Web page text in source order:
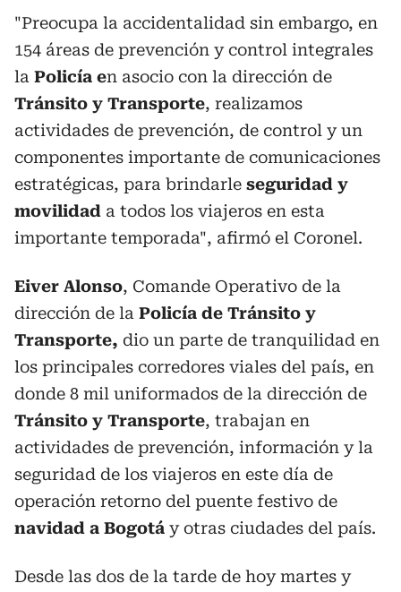
"Preocupa la accidentalidad sin embargo, en
154 áreas de prevención y control integrales
la Policía en asocio con la dirección de
Tránsito y Transporte, realizamos
actividades de prevención, de control y un
componentes importante de comunicaciones
estratégicas, para brindarle seguridad y
movilidad a todos los viajeros en esta
importante temporada", afirmó el Coronel.
Eiver Alonso, Comande Operativo de la
dirección de la Policía de Tránsito y
Transporte, dio un parte de tranquilidad en
los principales corredores viales del país, en
donde 8 mil uniformados de la dirección de
Tránsito y Transporte, trabajan en
actividades de prevención, información y la
seguridad de los viajeros en este día de
operación retorno del puente festivo de
navidad a Bogotá y otras ciudades del país.
Desde las dos de la tarde de hoy martes y